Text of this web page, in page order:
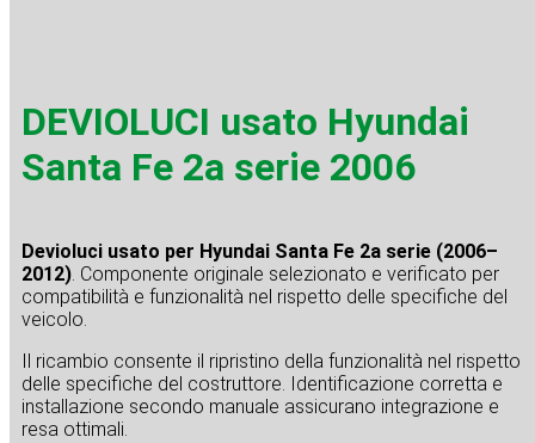
DEVIOLUCI usato Hyundai
Santa Fe 2a serie 2006
Devioluci usato per Hyundai Santa Fe 2a serie (2006–
2012). Componente originale selezionato e verificato per
compatibilità e funzionalità nel rispetto delle specifiche del
veicolo.
Il ricambio consente il ripristino della funzionalità nel rispetto
delle specifiche del costruttore. Identificazione corretta e
installazione secondo manuale assicurano integrazione e
resa ottimali.